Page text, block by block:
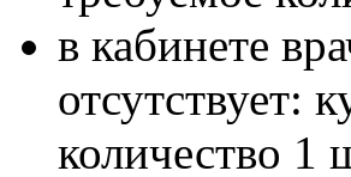
в кабинете
отсутствует:
количество 1